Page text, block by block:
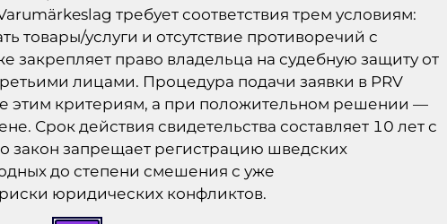
требует соответствия трем условиям:
товары/услуги и отсутствие противоречий с
закрепляет право владельца на судебную защиту от
лицами. Процедура подачи заявки в PRV
этим критериям, а при положительном решении —
Срок действия свидетельства составляет 10 лет с
закон запрещает регистрацию шведских
до степени смешения с уже
юридических конфликтов.